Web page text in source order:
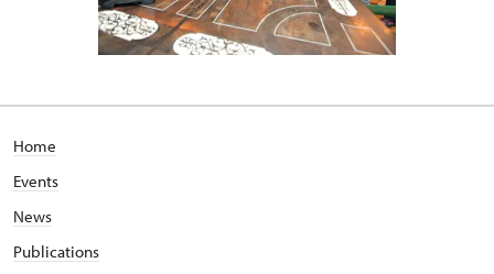
Home
Events
News
Publications